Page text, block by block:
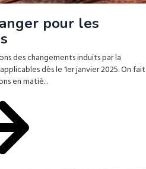
pour les
des changements induits par la
dès le 1er janvier 2025. On fait
en matiè...